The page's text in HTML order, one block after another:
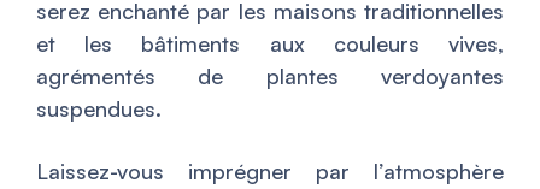
serez enchanté par les maisons traditionnelles
et les bâtiments aux couleurs vives,
agrémentés de plantes verdoyantes
suspendues.
Laissez-vous imprégner par l’atmosphère